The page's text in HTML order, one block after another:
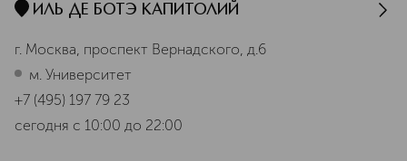
ИЛЬ ДЕ БОТЭ КАПИТОЛИЙ
г. Москва, проспект Вернадского, д.6
м. Университет
+7 (495) 197 79 23
сегодня с 10:00 до 22:00